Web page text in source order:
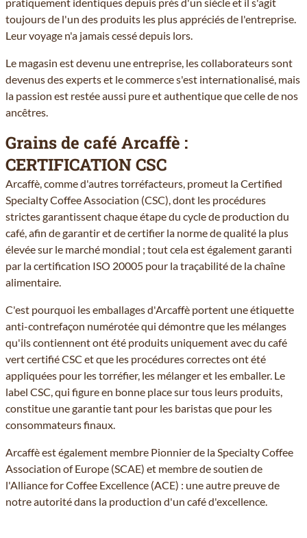
toujours de l'un des produits les plus appréciés de l'entreprise.
Leur voyage n'a jamais cessé depuis lors.
Le magasin est devenu une entreprise, les collaborateurs sont
devenus des experts et le commerce s'est internationalisé, mais
la passion est restée aussi pure et authentique que celle de nos
ancêtres.
Grains de café Arcaffè :
CERTIFICATION CSC
Arcaffè, comme d'autres torréfacteurs, promeut la Certified
Specialty Coffee Association (CSC), dont les procédures
strictes garantissent chaque étape du cycle de production du
café, afin de garantir et de certifier la norme de qualité la plus
élevée sur le marché mondial ; tout cela est également garanti
par la certification ISO 20005 pour la traçabilité de la chaîne
alimentaire.
C'est pourquoi les emballages d'Arcaffè portent une étiquette
anti-contrefaçon numérotée qui démontre que les mélanges
qu'ils contiennent ont été produits uniquement avec du café
vert certifié CSC et que les procédures correctes ont été
appliquées pour les torréfier, les mélanger et les emballer. Le
label CSC, qui figure en bonne place sur tous leurs produits,
constitue une garantie tant pour les baristas que pour les
consommateurs finaux.
Arcaffè est également membre Pionnier de la Specialty Coffee
Association of Europe (SCAE) et membre de soutien de
l'Alliance for Coffee Excellence (ACE) : une autre preuve de
notre autorité dans la production d'un café d'excellence.